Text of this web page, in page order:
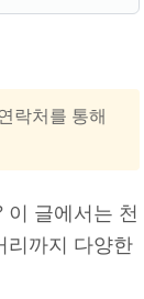
락처를 통해
이 글에서는 천
리까지 다양한